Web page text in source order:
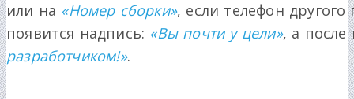
или на «Номер сборки», если телефон
появится надпись: «Вы почти у цели», а
разработчиком!».